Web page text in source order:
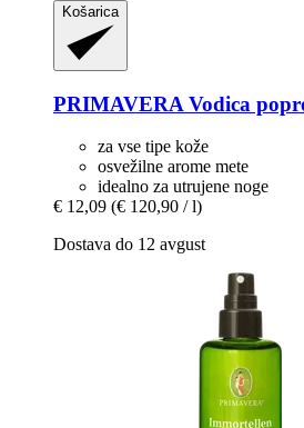
Košarica
PRIMAVERA Vodica
za vse tipe kože
osvežilne arome mete
idealno za utrujene noge
€ 12,09 (€ 120,90 / l)
Dostava do 12 avgust